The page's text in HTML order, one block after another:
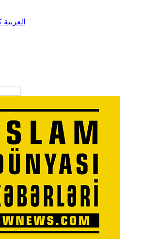
العربیة